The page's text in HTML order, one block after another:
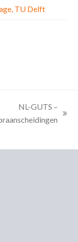
TU Delft
NL-GUTS –